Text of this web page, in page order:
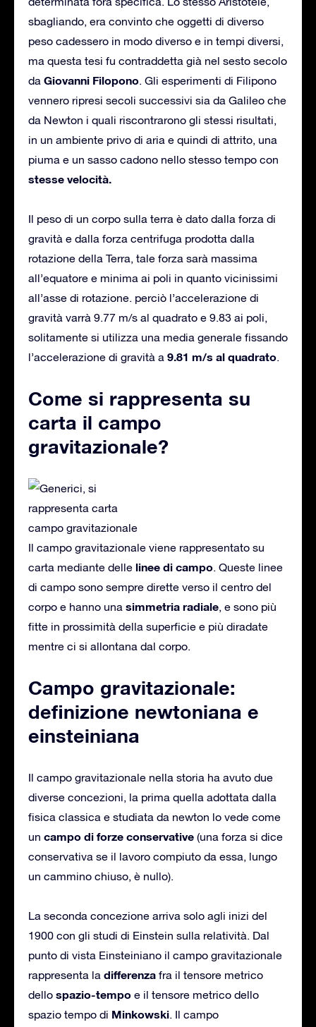
sbagliando, era convinto che oggetti di diverso
peso cadessero in modo diverso e in tempi diversi,
ma questa tesi fu contraddetta già nel sesto secolo
da Giovanni Filopono. Gli esperimenti di Filipono
vennero ripresi secoli successivi sia da Galileo che
da Newton i quali riscontrarono gli stessi risultati,
in un ambiente privo di aria e quindi di attrito, una
piuma e un sasso cadono nello stesso tempo con
stesse velocità.
Il peso di un corpo sulla terra è dato dalla forza di
gravità e dalla forza centrifuga prodotta dalla
rotazione della Terra, tale forza sarà massima
all’equatore e minima ai poli in quanto vicinissimi
all’asse di rotazione. perciò l’accelerazione di
gravità varrà 9.77 m/s al quadrato e 9.83 ai poli,
solitamente si utilizza una media generale fissando
l’accelerazione di gravità a 9.81 m/s al quadrato.
Come si rappresenta su
carta il campo
gravitazionale?
Il campo gravitazionale viene rappresentato su
carta mediante delle linee di campo. Queste linee
di campo sono sempre dirette verso il centro del
corpo e hanno una simmetria radiale, e sono più
fitte in prossimità della superficie e più diradate
mentre ci si allontana dal corpo.
Campo gravitazionale:
definizione newtoniana e
einsteiniana
Il campo gravitazionale nella storia ha avuto due
diverse concezioni, la prima quella adottata dalla
fisica classica e studiata da newton lo vede come
un campo di forze conservative (una forza si dice
conservativa se il lavoro compiuto da essa, lungo
un cammino chiuso, è nullo).
La seconda concezione arriva solo agli inizi del
1900 con gli studi di Einstein sulla relatività. Dal
punto di vista Einsteiniano il campo gravitazionale
rappresenta la differenza fra il tensore metrico
dello spazio-tempo e il tensore metrico dello
spazio tempo di Minkowski. Il campo